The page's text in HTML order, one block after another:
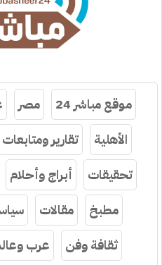
موقع مباشر 24 مصر
الأهلية
تقارير ومتابعات
تحقيقات
أبراج وأحلام
مطبخ
مقالات
ثقافة وفن
عرب